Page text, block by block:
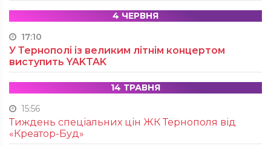
4 ЧЕРВНЯ
17:10
У Тернополі із великим літнім концертом
виступить YAKTAK
14 ТРАВНЯ
15:56
Тиждень спеціальних цін ЖК Тернополя від
«Креатор-Буд»